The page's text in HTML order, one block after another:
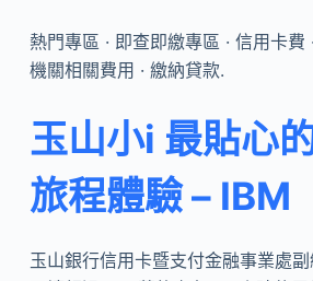
熱門專區 · 即查即繳專區 · 信用卡費
機關相關費用 · 繳納貸款.
玉山小i 最貼心
旅程體驗 – IBM
玉山銀行信用卡暨支付金融事業處